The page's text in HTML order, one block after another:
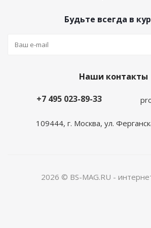
Будьте всегда в
Наши контакты
+7 495 023-89-33
109444, г. Москва, ул.
2026 © BS-MAG.RU -